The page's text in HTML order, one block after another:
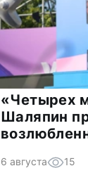
«Четырех
Шаляпин
6 августа 15